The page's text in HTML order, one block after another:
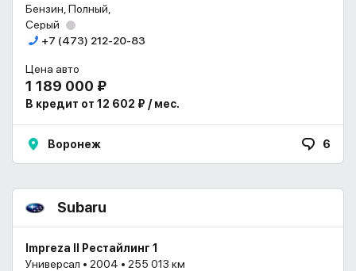
Бензин, Полный,
Серый
+7 (473) 212-20-83
Цена авто
1 189 000 ₽
В кредит от 12 602 ₽ / мес.
Воронеж 6
Subaru
Impreza II Рестайлинг 1
Универсал • 2004 • 255 013 км